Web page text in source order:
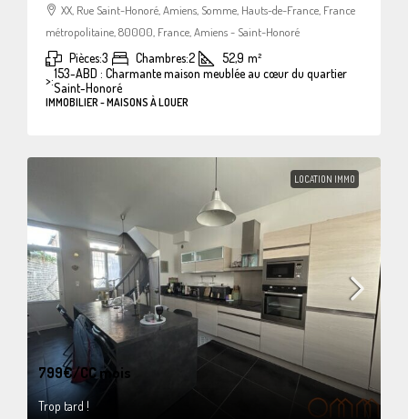
XX, Rue Saint-Honoré, Amiens, Somme, Hauts-de-France, France
métropolitaine, 80000, France, Amiens - Saint-Honoré
Pièces:3 Chambres:2 52,9 m²
>:153-ABD : Charmante maison meublée au cœur du quartier
Saint-Honoré
IMMOBILIER - MAISONS À LOUER
LOCATION IMMO
799€/CC mois
Trop tard !